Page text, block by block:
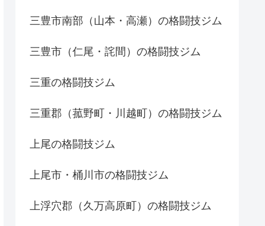
三豊市南部（山本・高瀬）の格闘技ジム
三豊市（仁尾・詫間）の格闘技ジム
三重の格闘技ジム
三重郡（菰野町・川越町）の格闘技ジム
上尾の格闘技ジム
上尾市・桶川市の格闘技ジム
上浮穴郡（久万高原町）の格闘技ジム